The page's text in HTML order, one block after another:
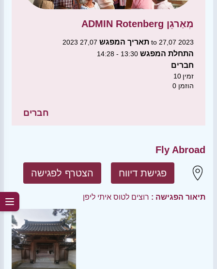
ADMIN Rotenberg מְאַרגֵן
תאריך המפגש 27,07 2023 to 27,07 2023
התחלת המפגש 13:30 - 14:28
חברים
10 זמין
0 הוזמן
חברים
Fly Abroad
הצטרף לפגישה פגישת דיווח
תיאור הפגישה : רוצים לטוס איתי ליפן